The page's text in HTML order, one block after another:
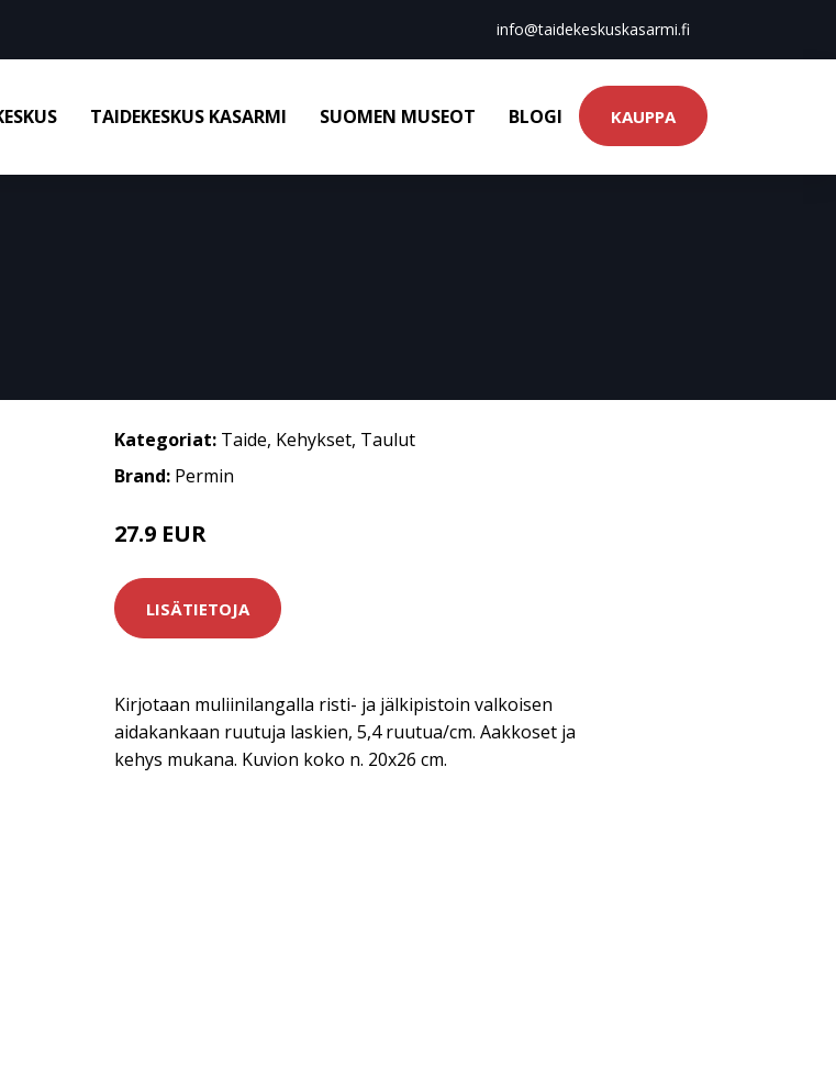
info@taidekeskuskasarmi.fi
TAIDEKESKUS KASARMI SUOMEN MUSEOT BLOGI KAUPPA
Kategoriat: Taide, Kehykset, Taulut
Brand: Permin
27.9 EUR
LISÄTIETOJA
Kirjotaan muliinilangalla risti- ja jälkipistoin valkoisen
aidakankaan ruutuja laskien, 5,4 ruutua/cm. Aakkoset ja
kehys mukana. Kuvion koko n. 20x26 cm.